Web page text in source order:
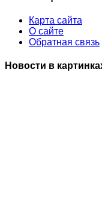
Карта сайта
О сайте
Обратная связь
Новости в